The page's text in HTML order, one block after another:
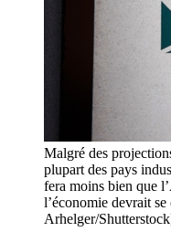
Malgré des
plupart des pays
fera moins bien que
l’économie devrait
Arhelger/